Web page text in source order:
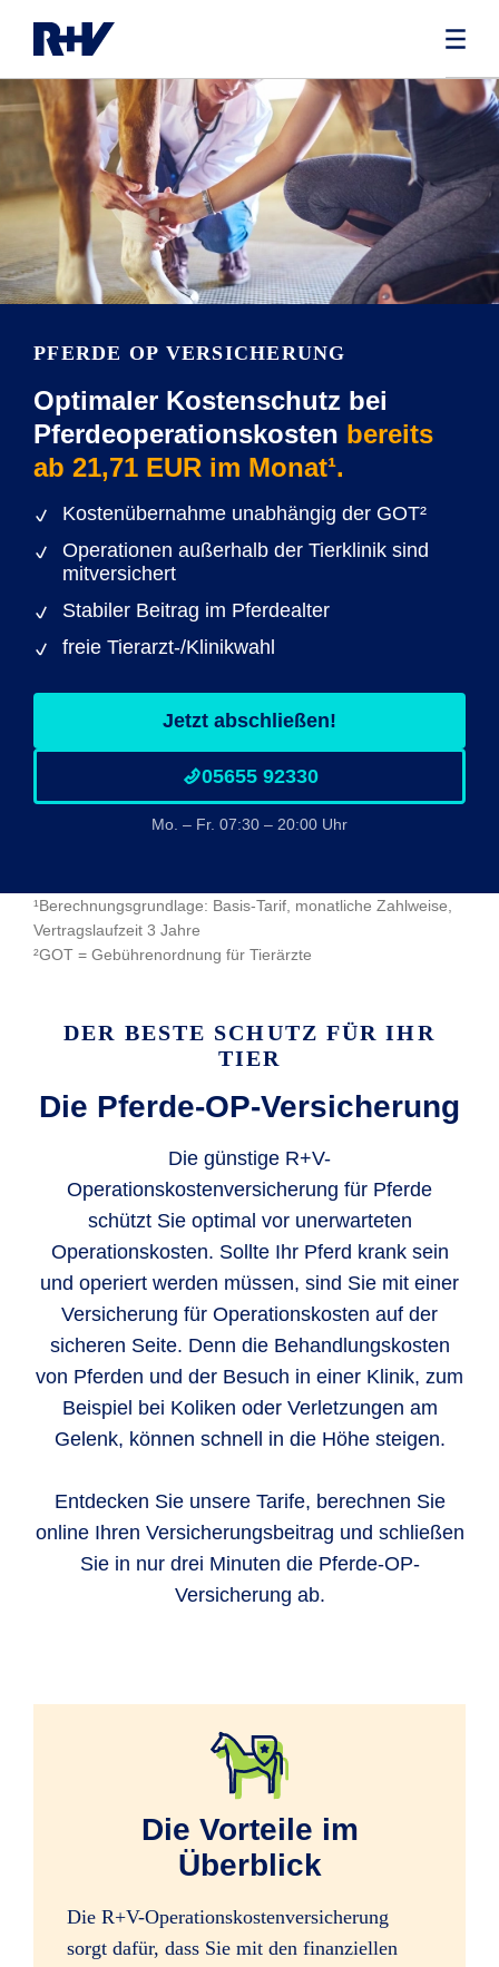
PFERDE OP VERSICHERUNG
Optimaler Kostenschutz bei
Pferdeoperationskosten bereits
ab 21,71 EUR im Monat¹.
Kostenübernahme unabhängig der GOT²
Operationen außerhalb der Tierklinik sind
mitversichert
Stabiler Beitrag im Pferdealter
freie Tierarzt-/Klinikwahl
Jetzt abschließen!
05655 92330
Mo. – Fr. 07:30 – 20:00 Uhr
¹Berechnungsgrundlage: Basis-Tarif, monatliche Zahlweise,
Vertragslaufzeit 3 Jahre
²GOT = Gebührenordnung für Tierärzte
DER BESTE SCHUTZ FÜR IHR
TIER
Die Pferde-OP-Versicherung
Die günstige R+V-
Operationskostenversicherung für Pferde
schützt Sie optimal vor unerwarteten
Operationskosten. Sollte Ihr Pferd krank sein
und operiert werden müssen, sind Sie mit einer
Versicherung für Operationskosten auf der
sicheren Seite. Denn die Behandlungskosten
von Pferden und der Besuch in einer Klinik, zum
Beispiel bei Koliken oder Verletzungen am
Gelenk, können schnell in die Höhe steigen.
Entdecken Sie unsere Tarife, berechnen Sie
online Ihren Versicherungsbeitrag und schließen
Sie in nur drei Minuten die Pferde-OP-
Versicherung ab.
Die Vorteile im
Überblick
Die R+V-Operationskostenversicherung
sorgt dafür, dass Sie mit den finanziellen